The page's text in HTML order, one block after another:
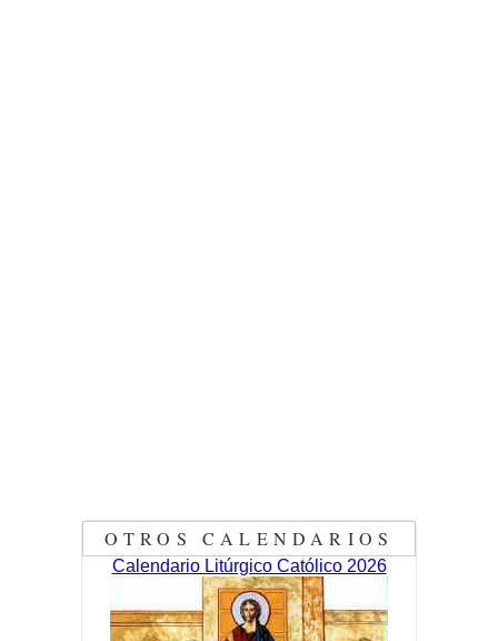
OTROS CALENDARIOS
Calendario Litúrgico Católico 2026